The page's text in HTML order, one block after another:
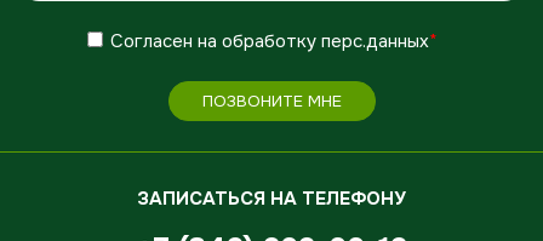
Согласен на обработку перс.данных*
ПОЗВОНИТЕ МНЕ
ЗАПИСАТЬСЯ НА ТЕЛЕФОНУ